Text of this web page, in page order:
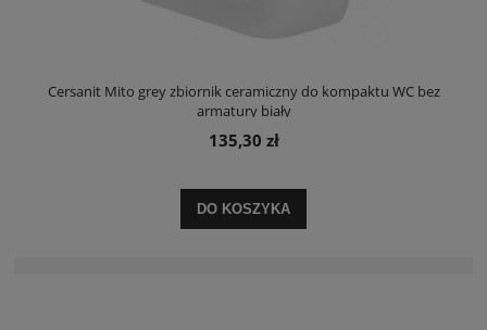
Cersanit Mito grey zbiornik ceramiczny do kompaktu WC bez
armatury biały
135,30 zł
DO KOSZYKA